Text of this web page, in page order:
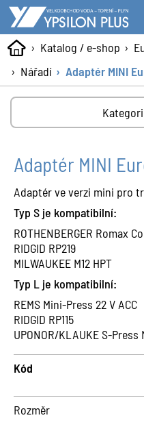
Katalog / e-shop
Nářadí
Adaptér MINI
Adaptér MINI
Adaptér ve verzi mini pro
Typ S je kompatibilní:
ROTHENBERGER Romax
RIDGID RP219
MILWAUKEE M12 HPT
Typ L je kompatibilní:
REMS Mini-Press 22 V ACC
RIDGID RP115
UPONOR/KLAUKE S-Press
Kód
Rozměr